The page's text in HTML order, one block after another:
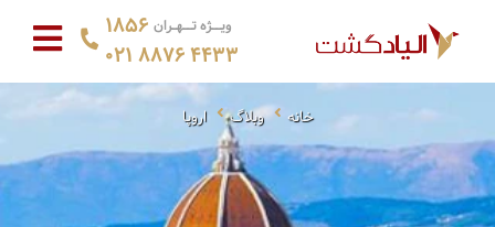
1856 ویــژه تــهـران
021 8876 4433
خانه وبلاگ اروپا